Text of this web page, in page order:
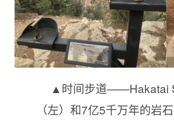
▲时间步道——Hakatai
（左）和7亿5千万年的岩石